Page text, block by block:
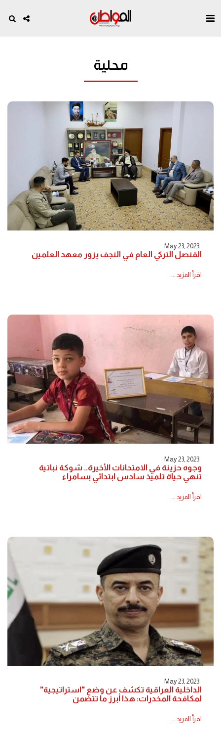
محلية
May 23, 2023
القنصل التركي العام في النجف يزور معهد العلمين
اقرأ المزيد ...
May 23, 2023
وجوه حزينة في الامتحانات الأخيرة.. شوكة نباتية
تنهي حياة تلميذ سادس ابتدائي بسامراء
اقرأ المزيد ...
May 23, 2023
الداخلية العراقية تكشف عن وضع "استراتيجية"
لمكافحة المخدرات: هذا أبرز ما تتضمن
اقرأ المزيد ...